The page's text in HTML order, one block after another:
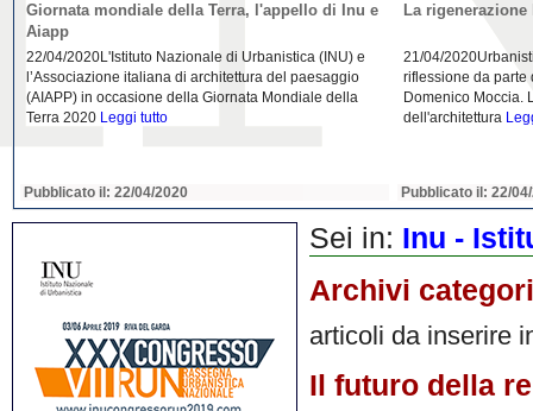
Giornata mondiale della Terra, l'appello di Inu e
Aiapp
22/04/2020L'Istituto Nazionale di Urbanistica (INU) e
l’Associazione italiana di architettura del paesaggio
(AIAPP) in occasione della Giornata Mondiale della
Terra 2020 Leggi tutto
Pubblicato il: 22/04/2020
La
21/04/
riflessione da parte
Domenico Moccia.
dell'architettura
Pubblicato il: 22/
Sei in: Inu -
Archivi
articoli da inserire
Il futuro della